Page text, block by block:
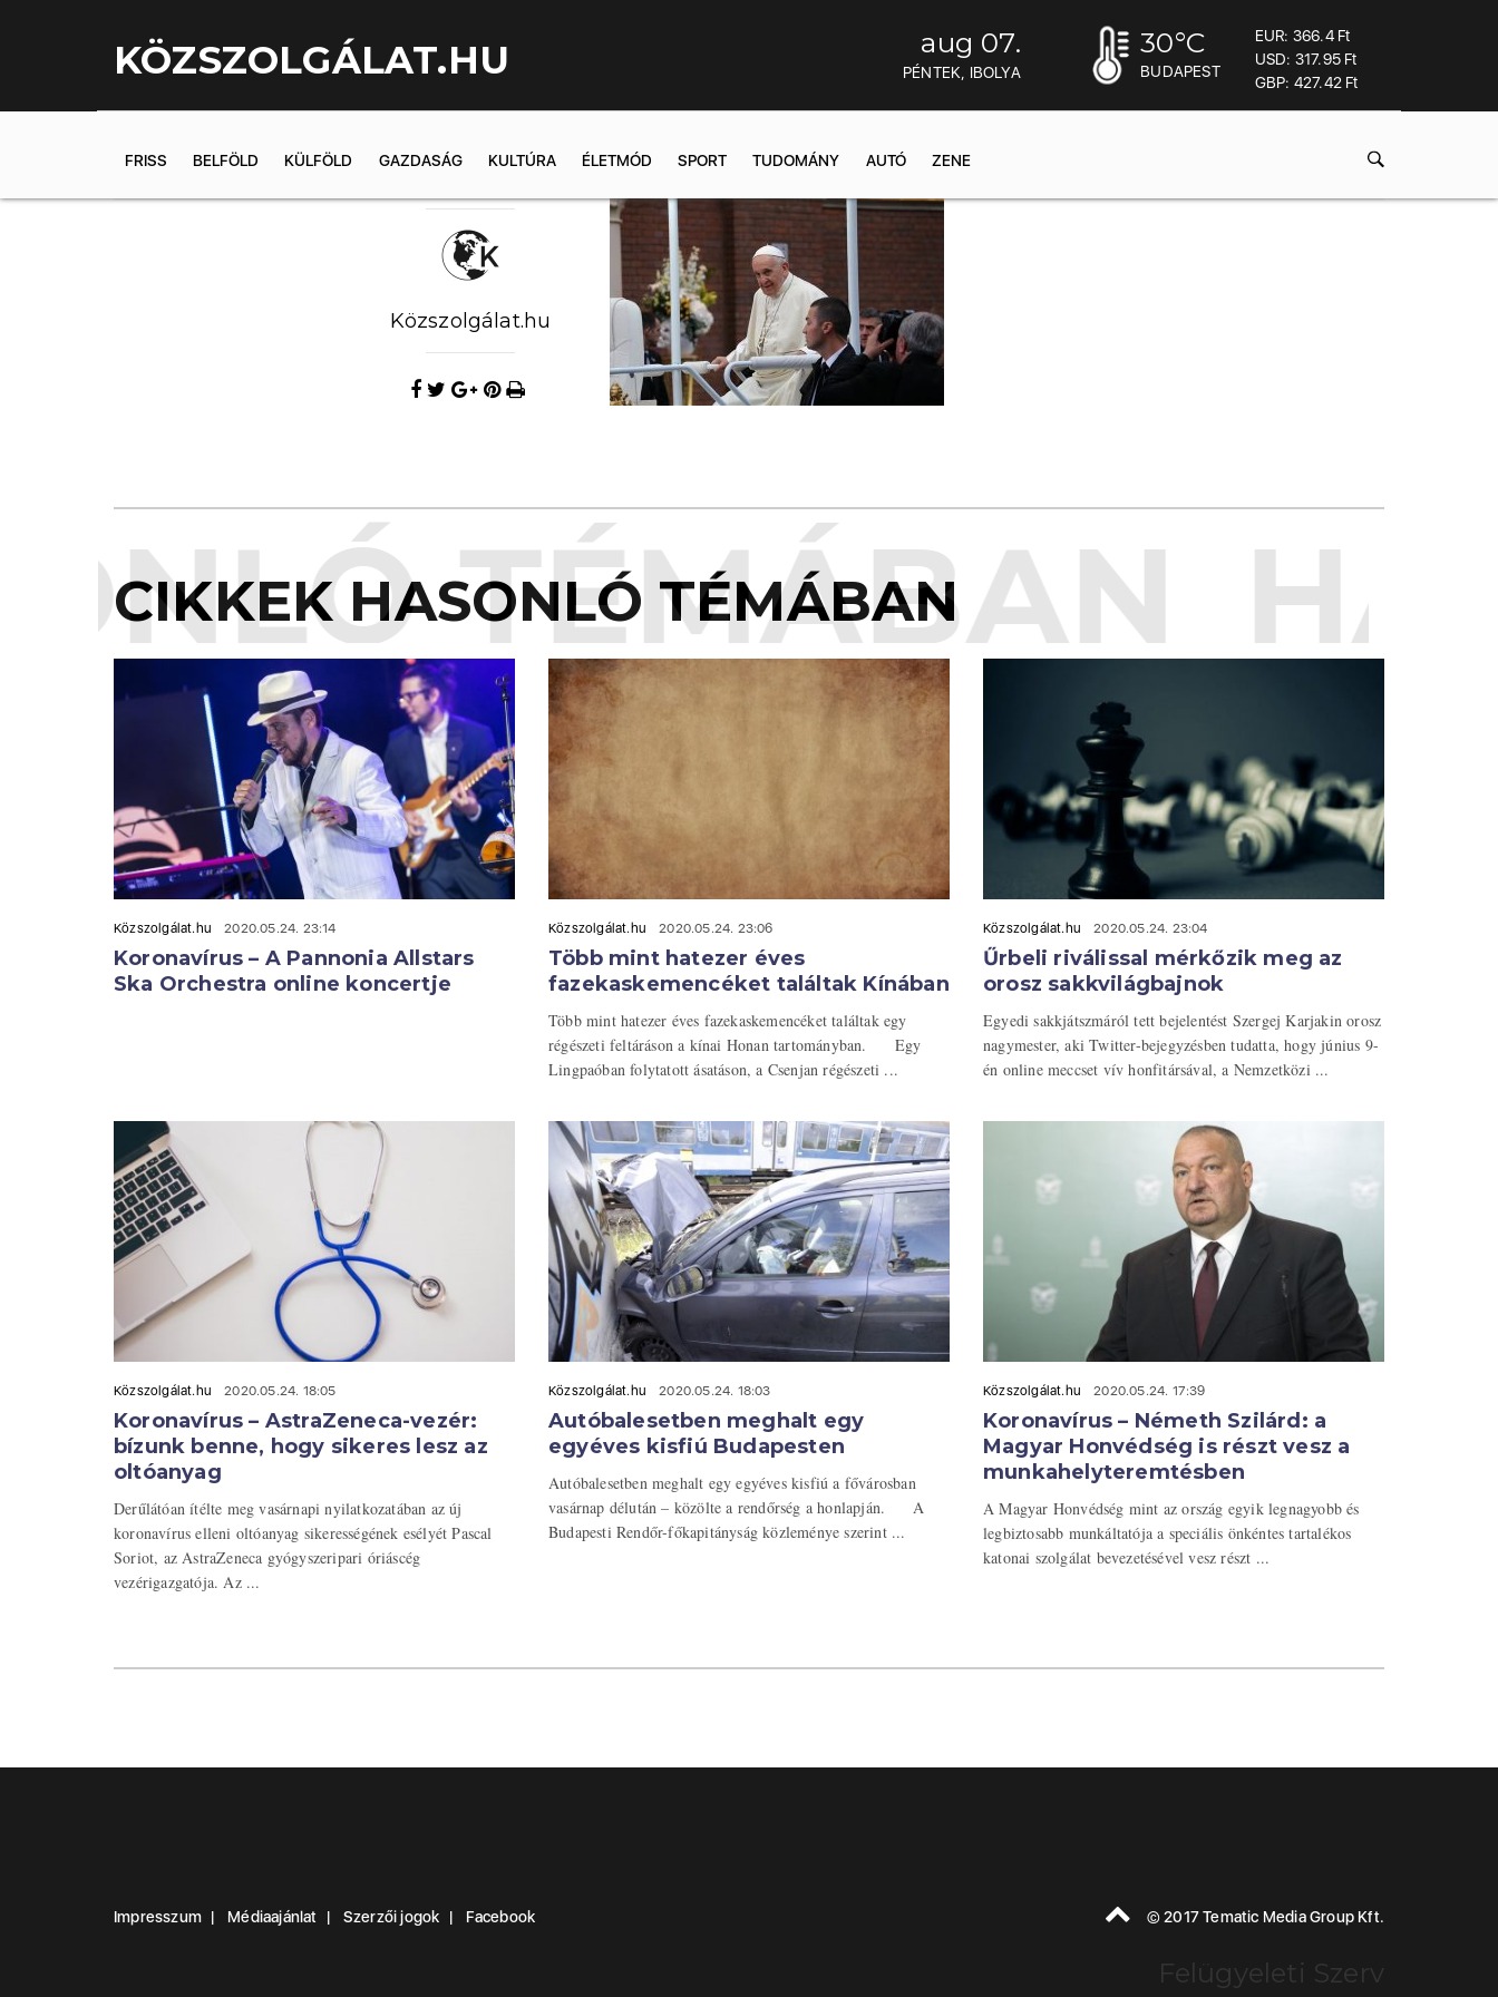
KÖZSZOLGÁLAT.HU aug 07.
PÉNTEK, IBOLYA
30°C
BUDAPEST
EUR: 366.4 Ft
USD: 317.95 Ft
GBP: 427.42 Ft
FRISS BELFÖLD KÜLFÖLD GAZDASÁG KULTÚRA ÉLETMÓD SPORT TUDOMÁNY AUTÓ ZENE
Közszolgálat.hu
CIKKEK HASONLÓ TÉMÁBAN
TÉMÁBAN
Közszolgálat.hu 2020.05.24. 23:14
Koronavírus – A Pannonia Allstars
Ska Orchestra online koncertje
Közszolgálat.hu 2020.05.24. 23:06
Több mint hatezer éves
fazekaskemencéket találtak Kínában
Több mint hatezer éves fazekaskemencéket találtak egy
régészeti feltáráson a kínai Honan tartományban. Egy
Lingpaóban folytatott ásatáson, a Csenjan régészeti ...
Közszolgálat.hu 2020.05.24. 23:04
Űrbeli riválissal mérkőzik meg az
orosz sakkvilágbajnok
Egyedi sakkjátszmáról tett bejelentést Szergej Karjakin orosz
nagymester, aki Twitter-bejegyzésben tudatta, hogy június 9-
én online meccset vív honfitársával, a Nemzetközi ...
Közszolgálat.hu 2020.05.24. 18:05
Koronavírus – AstraZeneca-vezér:
bízunk benne, hogy sikeres lesz az
oltóanyag
Derűlátóan ítélte meg vasárnapi nyilatkozatában az új
koronavírus elleni oltóanyag sikerességének esélyét Pascal
Soriot, az AstraZeneca gyógyszeripari óriáscég
vezérigazgatója. Az ...
Közszolgálat.hu 2020.05.24. 18:03
Autóbalesetben meghalt egy
egyéves kisfiú Budapesten
Autóbalesetben meghalt egy egyéves kisfiú a fővárosban
vasárnap délután – közölte a rendőrség a honlapján. A
Budapesti Rendőr-főkapitányság közleménye szerint ...
Közszolgálat.hu 2020.05.24. 17:39
Koronavírus – Németh Szilárd: a
Magyar Honvédség is részt vesz a
munkahelyteremtésben
A Magyar Honvédség mint az ország egyik legnagyobb és
legbiztosabb munkáltatója a speciális önkéntes tartalékos
katonai szolgálat bevezetésével vesz részt ...
Impresszum Médiaajánlat Szerzői jogok Facebook © 2017 Tematic Media Group Kft.
Felügyeleti Szerv